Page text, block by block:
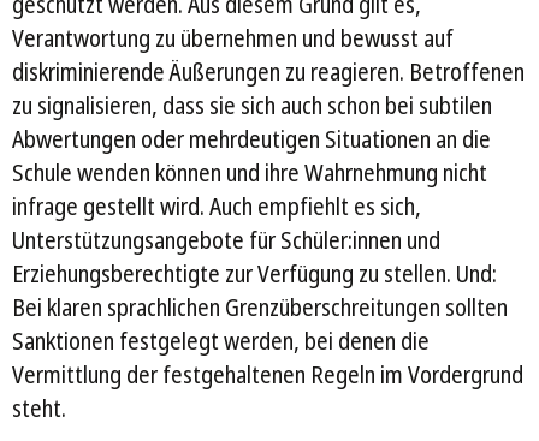
Verantwortung zu übernehmen und bewusst auf
diskriminierende Äußerungen zu reagieren. Betroffenen
zu signalisieren, dass sie sich auch schon bei subtilen
Abwertungen oder mehrdeutigen Situationen an die
Schule wenden können und ihre Wahrnehmung nicht
infrage gestellt wird. Auch empfiehlt es sich,
Unterstützungsangebote für Schüler:innen und
Erziehungsberechtigte zur Verfügung zu stellen. Und:
Bei klaren sprachlichen Grenzüberschreitungen sollten
Sanktionen festgelegt werden, bei denen die
Vermittlung der festgehaltenen Regeln im Vordergrund
steht.